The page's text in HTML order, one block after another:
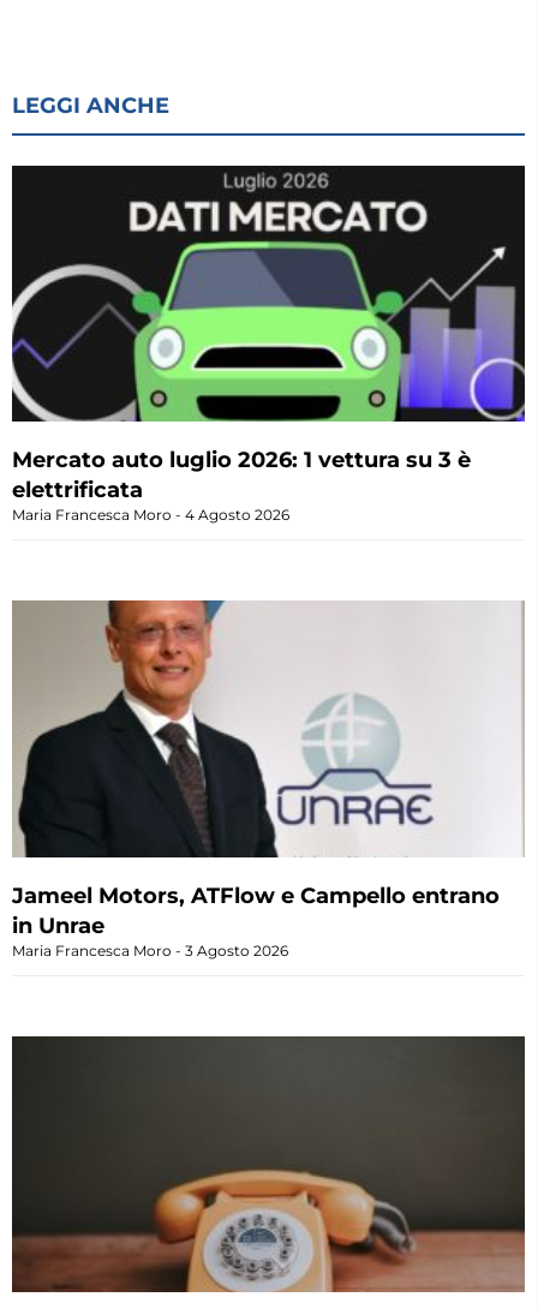
LEGGI ANCHE
Mercato auto luglio 2026: 1 vettura su 3 è
elettrificata
Maria Francesca Moro 4 Agosto 2026
Jameel Motors, ATFlow e Campello entrano
in Unrae
Maria Francesca Moro 3 Agosto 2026